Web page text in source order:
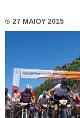
27 ΜΑΙΟΥ 2015